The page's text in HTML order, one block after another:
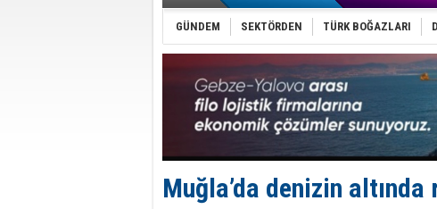
GÜNDEM SEKTÖRDEN TÜRK BOĞAZLARI
Muğla’da denizin